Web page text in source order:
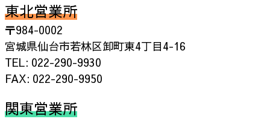
東北営業所
〒984-0002
宮城県仙台市若林区卸町東4丁目4-16
TEL: 022-290-9930
FAX: 022-290-9950
関東営業所